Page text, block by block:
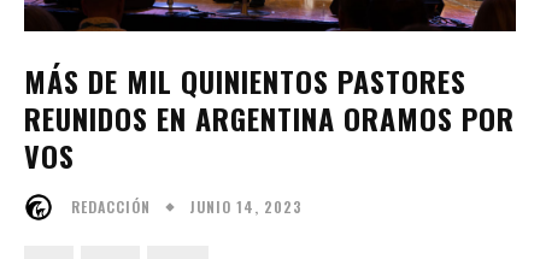
MÁS DE MIL QUINIENTOS PASTORES
REUNIDOS EN ARGENTINA ORAMOS POR
VOS
REDACCIÓN JUNIO 14, 2023